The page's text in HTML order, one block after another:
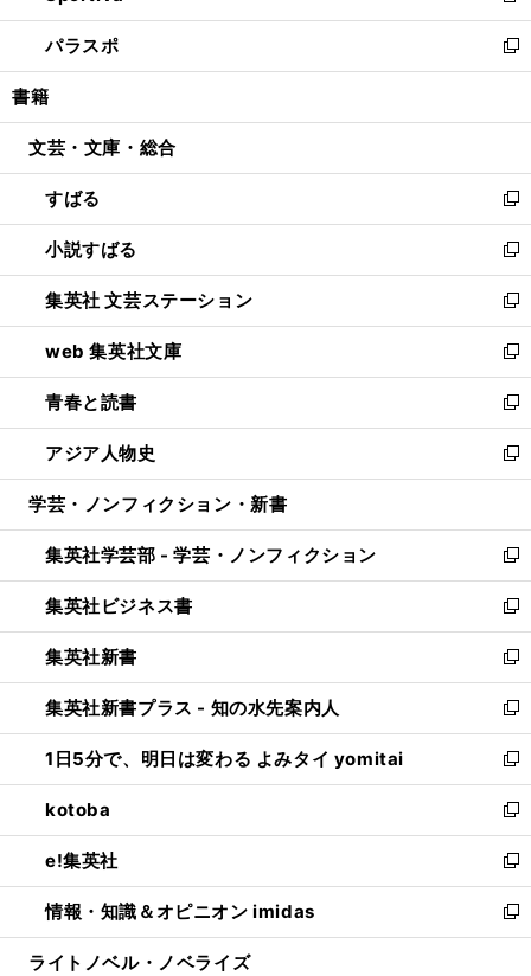
ウ
で
開
ン
ド
ウ
開
ウ
ィ
ン
ウ
開
く
し
い
ウ
ン
ウ
で
開
く
パラスポ
新
し
ウ
ン
ド
ウ
で
開
く
書籍
文芸・文庫・総合
すばる
新
し
い
ウ
ィ
ン
ド
ウ
で
開
く
小説すばる
新
し
い
ウ
ィ
ン
ド
ウ
で
開
集英社 文芸ステーション
新
し
い
ウ
ィ
ン
ド
ウ
開
く
web 集英社文庫
新
し
い
ウ
ィ
ン
ウ
で
開
く
青春と読書
新
し
い
ウ
ン
ド
ウ
で
開
く
アジア人物史
新
し
ウ
ィ
ン
ド
ウ
で
開
く
学芸・ノンフィクション・新書
集英社学芸部 - 学芸・ノンフィクション
新
し
い
ウ
ィ
ン
ド
ウ
で
開
く
集英社ビジネス書
新
し
い
ウ
ィ
ン
ド
ウ
で
開
く
集英社新書
新
し
い
ウ
ィ
ン
ド
ウ
で
開
く
集英社新書プラス - 知の水先案内人
新
し
い
ウ
ィ
ン
ド
ウ
で
開
1日5分で、明日は変わる よみタイ yomitai
新
し
い
ウ
ィ
ン
ド
ウ
kotoba
新
し
い
ウ
ィ
ン
e!集英社
新
し
い
ウ
情報・知識＆オピニオン imidas
新
し
ライトノベル・ノベライズ